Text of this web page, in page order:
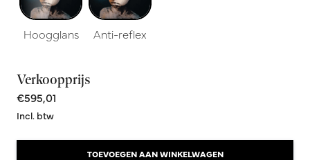
Hoogglans Anti-reflex
Verkoopprijs
€595,01
Incl. btw
TOEVOEGEN AAN WINKELWAGEN